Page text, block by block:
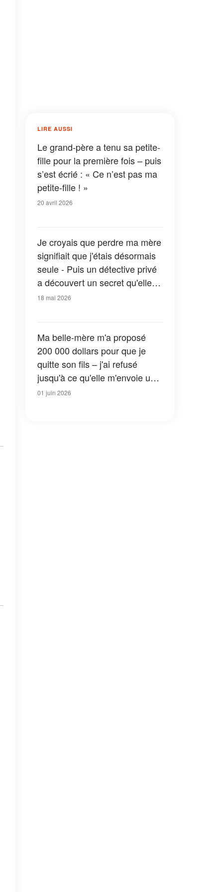
LIRE AUSSI
Le grand-père a tenu sa petite-
fille pour la première fois – puis
s’est écrié : « Ce n’est pas ma
petite-fille ! »
20 avril 2026
Je croyais que perdre ma mère
signifiait que j'étais désormais
seule - Puis un détective privé
a découvert un secret qu'elle
m'avait caché toute ma vie
18 mai 2026
Ma belle-mère m'a proposé
200 000 dollars pour que je
quitte son fils – j'ai refusé
jusqu'à ce qu'elle m'envoie une
photo qui a tout changé
01 juin 2026